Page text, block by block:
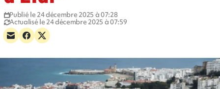
Publié le 24 décembre 2025 à 07:28
Actualisé le 24 décembre 2025 à 07:59